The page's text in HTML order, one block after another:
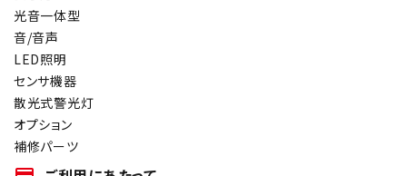
光音一体型
音/音声
LED照明
センサ機器
散光式警光灯
オプション
補修パーツ